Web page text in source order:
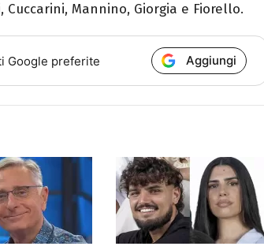
Mannino, Giorgia e Fiorello.
Google preferite Aggiungi